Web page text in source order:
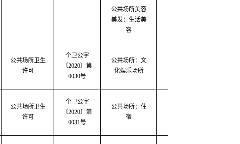
公共场所美容
美发：生活美
容
公共场所卫生
许可
个卫公字
〔2020〕第
0030号
公共场所：文
化娱乐场所
公共场所卫生
许可
个卫公字
〔2020〕第
0031号
公共场所：住
宿